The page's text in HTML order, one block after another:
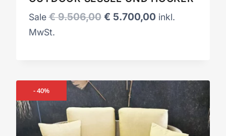
Sale €9.506,00 Ursprünglicher
€ 5.700,00Aktueller
inkl.
MwSt.
- 40%